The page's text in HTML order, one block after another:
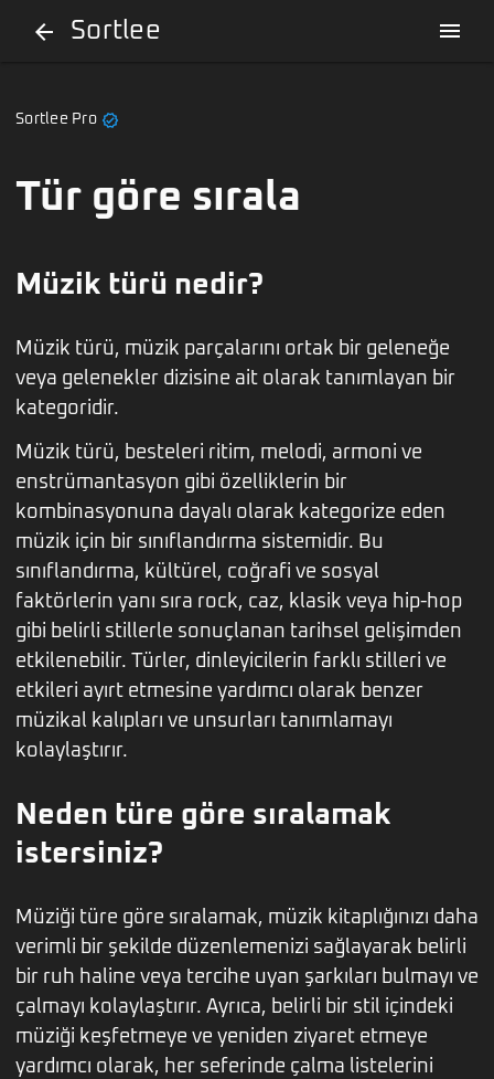
arrow_back Sortlee menu
Sortlee Pro verified
Tür göre sırala
Müzik türü nedir?
Müzik türü, müzik parçalarını ortak bir geleneğe
veya gelenekler dizisine ait olarak tanımlayan bir
kategoridir.
Müzik türü, besteleri ritim, melodi, armoni ve
enstrümantasyon gibi özelliklerin bir
kombinasyonuna dayalı olarak kategorize eden
müzik için bir sınıflandırma sistemidir. Bu
sınıflandırma, kültürel, coğrafi ve sosyal
faktörlerin yanı sıra rock, caz, klasik veya hip-hop
gibi belirli stillerle sonuçlanan tarihsel gelişimden
etkilenebilir. Türler, dinleyicilerin farklı stilleri ve
etkileri ayırt etmesine yardımcı olarak benzer
müzikal kalıpları ve unsurları tanımlamayı
kolaylaştırır.
Neden türe göre sıralamak
istersiniz?
Müziği türe göre sıralamak, müzik kitaplığınızı daha
verimli bir şekilde düzenlemenizi sağlayarak belirli
bir ruh haline veya tercihe uyan şarkıları bulmayı ve
çalmayı kolaylaştırır. Ayrıca, belirli bir stil içindeki
müziği keşfetmeye ve yeniden ziyaret etmeye
yardımcı olarak, her seferinde çalma listelerini